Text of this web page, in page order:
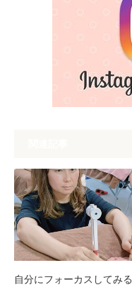
自分にフォーカスしてみる